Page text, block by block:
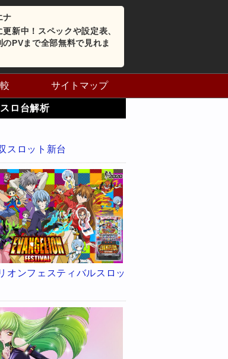
ナ
新中！スペックや設定表、
PVまで全部無料で見れま
サイトマップ
ロ台解析
スロット新台
オンフェスティバルスロッ